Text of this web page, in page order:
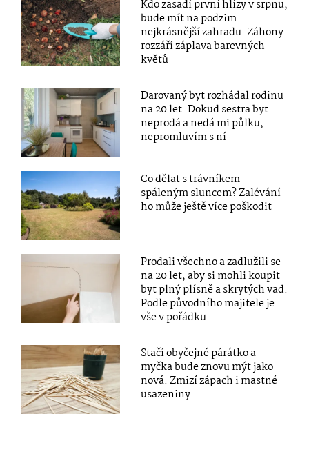
Kdo zasadí první hlízy v srpnu,
bude mít na podzim
nejkrásnější zahradu. Záhony
rozzáří záplava barevných
květů
Darovaný byt rozhádal rodinu
na 20 let. Dokud sestra byt
neprodá a nedá mi půlku,
nepromluvím s ní
Co dělat s trávníkem
spáleným sluncem? Zalévání
ho může ještě více poškodit
Prodali všechno a zadlužili se
na 20 let, aby si mohli koupit
byt plný plísně a skrytých vad.
Podle původního majitele je
vše v pořádku
Stačí obyčejné párátko a
myčka bude znovu mýt jako
nová. Zmizí zápach i mastné
usazeniny